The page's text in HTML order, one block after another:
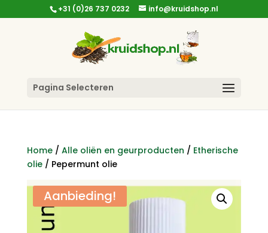
+31 (0)26 737 0232 info@kruidshop.nl
Pagina Selecteren
Home/ Alle oliën en geurproducten / Etherische
olie/ Pepermunt olie
Aanbieding!